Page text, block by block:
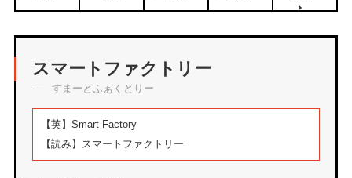
もっと見る
エムタメについて
スマートファクトリー
すまーとふぁくとりー
【英】 Smart Factory
【読み】 スマートファクトリー